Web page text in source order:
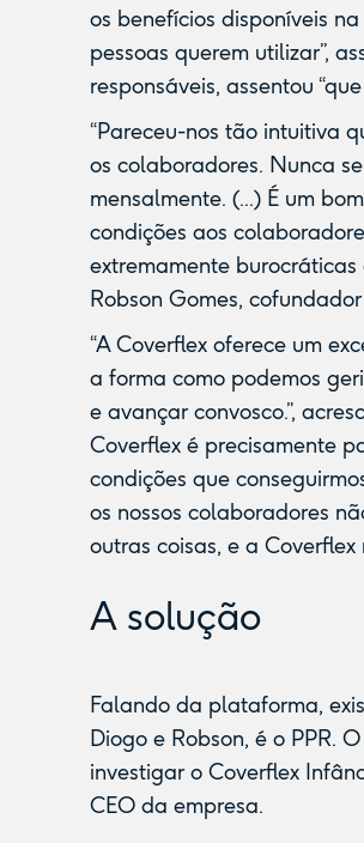
os benefícios disponíveis
pessoas querem utilizar”,
responsáveis, assentou
“Pareceu-nos tão intuitiva
os colaboradores. Nunca
mensalmente. (...) É um
condições aos
extremamente burocráticas
Robson Gomes,
“A Coverflex oferece um
a forma como podemos
e avançar convosco.”,
Coverflex é precisamente
condições que
os nossos colaboradores
outras coisas, e a Coverflex
A solução
Falando da plataforma,
Diogo e Robson, é o PPR.
investigar o Coverflex
CEO da empresa.